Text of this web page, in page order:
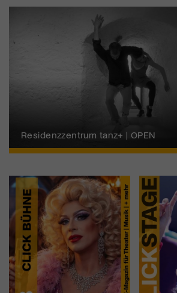
Migros-Kulturprozent | Tanzfestival
Residenzzentrum tanz+ | OPEN
Tanzszene Schweiz